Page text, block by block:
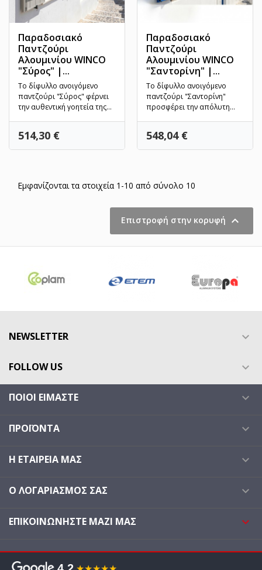
Παραδοσιακό
Παντζούρι
Αλουμινίου WINCO
"Σύρος" |...
Το δίφυλλο ανοιγόμενο
παντζούρι "Σύρος" φέρνει
την αυθεντική γοητεία της
Τιμή
514,30 €
Παραδοσιακό
Παντζούρι
Αλουμινίου WINCO
"Σαντορίνη" |...
Το δίφυλλο ανοιγόμενο
παντζούρι "Σαντορίνη"
προσφέρει την απόλυτη
Τιμή
548,04 €
Εμφανίζονται τα στοιχεία 1-10 από σύνολο 10
Επιστροφή στην κορυφή 
NEWSLETTER 
FOLLOW US 
ΠΟΙΟΙ ΕΊΜΑΣΤΕ 
ΠΡΟΪΌΝΤΑ 
Η ΕΤΑΙΡΕΊΑ ΜΑΣ 
Ο ΛΟΓΑΡΙΑΣΜΌΣ ΣΑΣ 
ΕΠΙΚΟΙΝΩΝΉΣΤΕ ΜΑΖΊ ΜΑΣ 